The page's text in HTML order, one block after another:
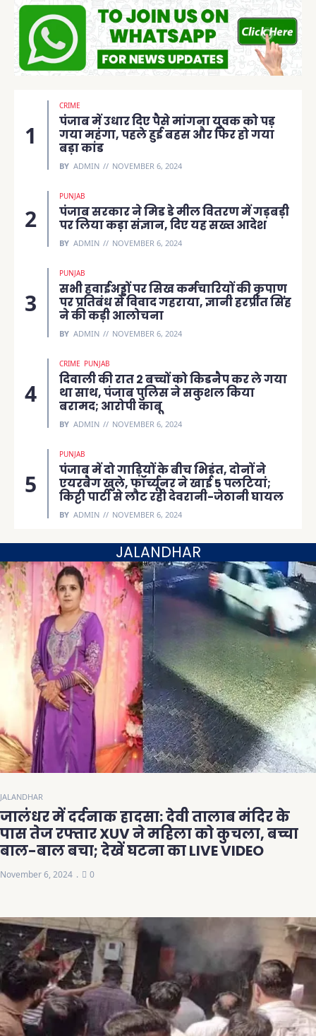
CRIME
पंजाब में उधार दिए पैसे मांगना युवक को पड़
गया महंगा, पहले हुई बहस और फिर हो गया
बड़ा कांड
BY ADMIN NOVEMBER 6, 2024
PUNJAB
पंजाब सरकार ने मिड डे मील वितरण में गड़बड़ी
पर लिया कड़ा संज्ञान, दिए यह सख्त आदेश
BY ADMIN NOVEMBER 6, 2024
PUNJAB
सभी हवाईअड्डों पर सिख कर्मचारियों की कृपाण
पर प्रतिबंध से विवाद गहराया, ज्ञानी हरप्रीत सिंह
ने की कड़ी आलोचना
BY ADMIN NOVEMBER 6, 2024
CRIME PUNJAB
दिवाली की रात 2 बच्चों को किडनैप कर ले गया
था साथ, पंजाब पुलिस ने सकुशल किया
बरामद; आरोपी काबू
BY ADMIN NOVEMBER 6, 2024
PUNJAB
पंजाब में दो गाड़ियों के बीच भिड़ंत, दोनों ने
एयरबैग खुले, फॉर्च्यूनर ने खाई 5 पलटियां;
किट्टी पार्टी से लौट रही देवरानी-जेठानी घायल
BY ADMIN NOVEMBER 6, 2024
JALANDHAR
JALANDHAR
जालंधर में दर्दनाक हादसा: देवी तालाब मंदिर के
पास तेज रफ्तार XUV ने महिला को कुचला, बच्चा
बाल-बाल बचा; देखें घटना का LIVE VIDEO
November 6, 2024 0